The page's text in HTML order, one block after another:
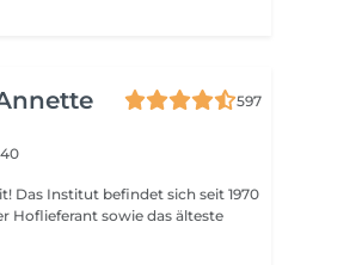
597
Hoflieferant sowie das älteste